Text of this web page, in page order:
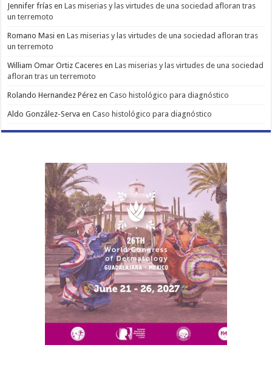
Jennifer frías enLas miserias y las virtudes de una sociedad afloran tras
un terremoto
Romano Masi enLas miserias y las virtudes de una sociedad afloran tras
un terremoto
William Omar Ortiz Caceres enLas miserias y las virtudes de una sociedad
afloran tras un terremoto
Rolando Hernandez Pérez enCaso histológico para diagnóstico
Aldo González-Serva enCaso histológico para diagnóstico